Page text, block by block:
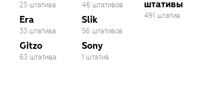
23 штатива
Era
33 штатива
Gitzo
63 штатива
46 штативов
Slik
56 штативов
Sony
1 штатив
штативы
491 штатив